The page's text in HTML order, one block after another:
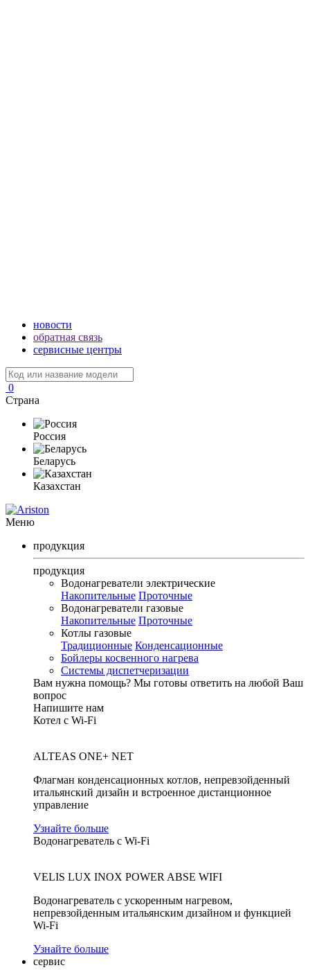
новости
обратная связь
сервисные центры
0
Страна
Россия
Беларусь
Казахстан
Меню
продукция
продукция
Водонагреватели электрические
Накопительные Проточные
Водонагреватели газовые
Накопительные Проточные
Котлы газовые
Традиционные Конденсационные
Бойлеры косвенного нагрева
Системы диспетчеризации
Вам нужна помощь? Мы готовы ответить на любой Ваш
вопрос
Напишите нам
Котел с Wi-Fi
ALTEAS ONE+ NET
Флагман конденсационных котлов, непревзойденный
итальянский дизайн и встроенное дистанционное
управление
Узнайте больше
Водонагреватель с Wi-Fi
VELIS LUX INOX POWER ABSE WIFI
Водонагреватель с ускоренным нагревом,
непревзойденным итальянским дизайном и функцией
Wi-Fi
Узнайте больше
сервис